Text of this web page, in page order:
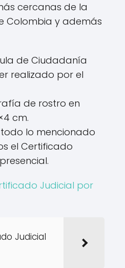
cercanas de la
Colombia y además
de Ciudadanía
realizado por el
de rostro en
cm.
lo mencionado
el Certificado
Judicial por
Judicial